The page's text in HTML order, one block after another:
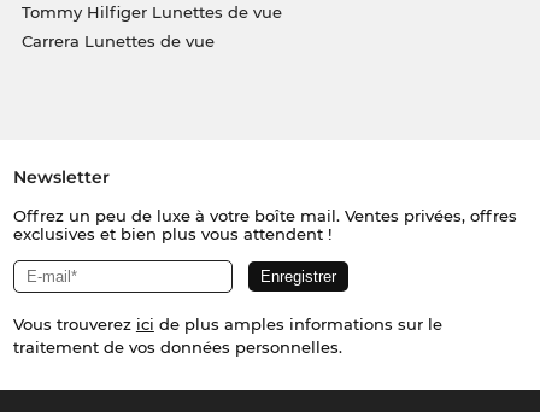
Tommy Hilfiger Lunettes de vue
Carrera Lunettes de vue
Newsletter
Offrez un peu de luxe à votre boîte mail. Ventes privées, offres
exclusives et bien plus vous attendent !
Vous trouverez ici de plus amples informations sur le
traitement de vos données personnelles.